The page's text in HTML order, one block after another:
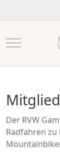
Mobile
Der RVW
Radfahren